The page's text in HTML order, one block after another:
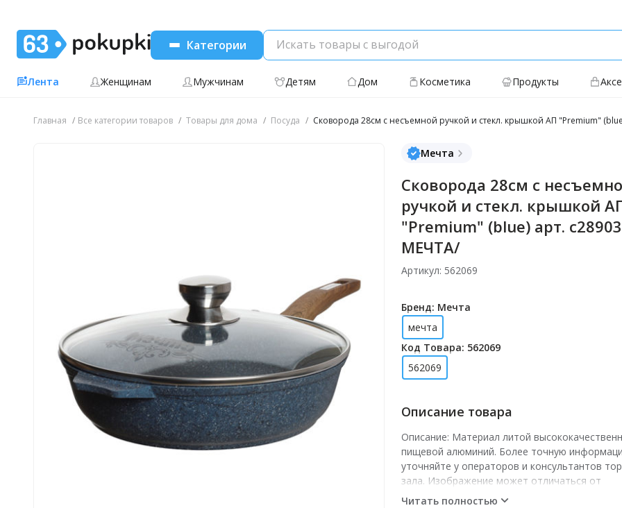
Категории
Лента Женщинам Мужчинам Детям Дом Косметика Продукты
Главная Все категории товаров Товары для дома Посуда Сковорода 28см с несъемной ручкой и стекл. крышкой АП "Premium"
Мечта
Сковорода 28см с
ручкой и стекл. крышкой
"Premium" (blue) арт.
МЕЧТА/
Артикул: 562069
Бренд: Мечта
мечта
Код Товара: 562069
562069
Описание товара
Описание: Материал литой
пищевой алюминий. Более точную
уточняйте у операторов и консультантов
зала. Изображение может отличаться от
представленного на витрине.­ --
Читать полностью